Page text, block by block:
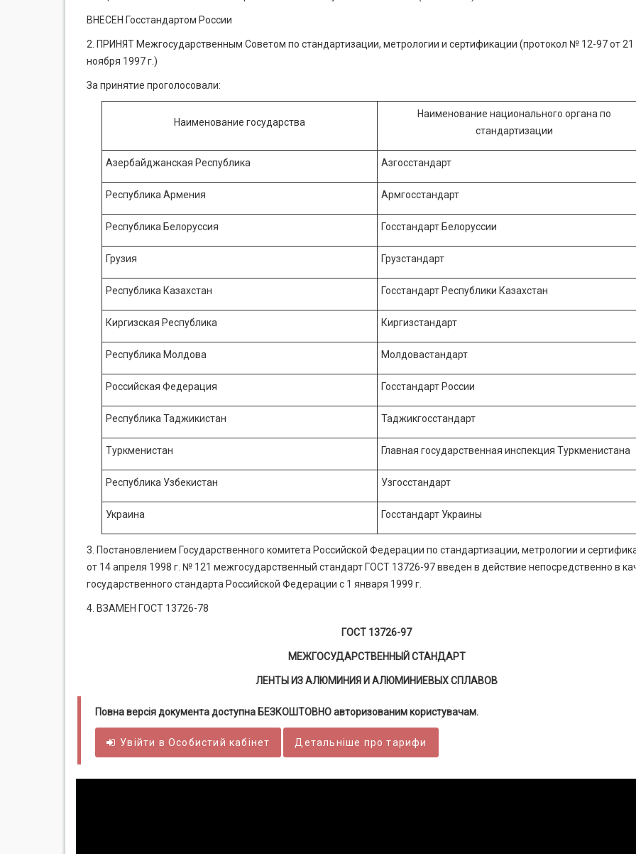
ВНЕСЕН Госстандартом России
2. ПРИНЯТ Межгосударственным Советом по стандартизации, метрологии и сертификации (протокол № 12-97 от 21
ноября 1997 г.)
За принятие проголосовали:
Наименование государства
Наименование национального органа по
стандартизации
Азербайджанская Республика Азгосстандарт
Республика Армения Армгосстандарт
Республика Белоруссия Госстандарт Белоруссии
Грузия Грузстандарт
Республика Казахстан Госстандарт Республики Казахстан
Киргизская Республика Киргизстандарт
Республика Молдова Молдовастандарт
Российская Федерация Госстандарт России
Республика Таджикистан Таджикгосстандарт
Туркменистан Главная государственная инспекция Туркменистана
Республика Узбекистан Узгосстандарт
Украина Госстандарт Украины
3. Постановлением Государственного комитета Российской Федерации по стандартизации, метрологии и
от 14 апреля 1998 г. № 121 межгосударственный стандарт ГОСТ 13726-97 введен в действие непосредственно в
государственного стандарта Российской Федерации с 1 января 1999 г.
4. ВЗАМЕН ГОСТ 13726-78
ГОСТ 13726-97
МЕЖГОСУДАРСТВЕННЫЙ СТАНДАРТ
ЛЕНТЫ ИЗ АЛЮМИНИЯ И АЛЮМИНИЕВЫХ СПЛАВОВ
Повна версія документа доступна БЕЗКОШТОВНО авторизованим користувачам.
Увійти вОсобистий кабінет Детальніше про тарифи